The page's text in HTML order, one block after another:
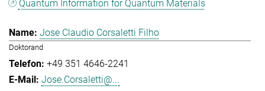
Quantum Information for Quantum Materials
Jose Claudio Corsaletti Filho
Doktorand
+49 351 4646-2241
Jose.Corsaletti@...